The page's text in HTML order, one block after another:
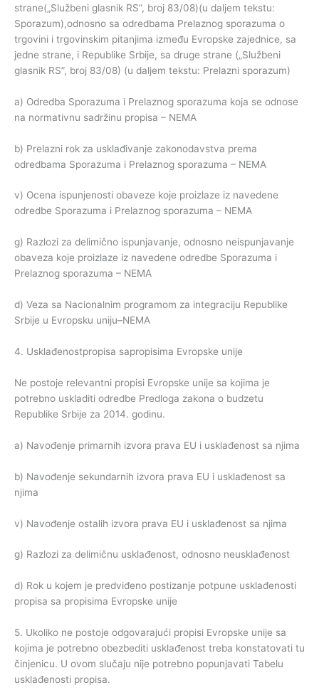
strane(„Službeni glasnik RS”, broj 83/08)(u daljem tekstu:
Sporazum),odnosno sa odredbama Prelaznog sporazuma o
trgovini i trgovinskim pitanjima između Evropske zajednice, sa
jedne strane, i Republike Srbije, sa druge strane („Službeni
glasnik RS”, broj 83/08) (u daljem tekstu: Prelazni sporazum)
a) Odredba Sporazuma i Prelaznog sporazuma koja se odnose
na normativnu sadržinu propisa – NEMA
b) Prelazni rok za usklađivanje zakonodavstva prema
odredbama Sporazuma i Prelaznog sporazuma – NEMA
v) Ocena ispunjenosti obaveze koje proizlaze iz navedene
odredbe Sporazuma i Prelaznog sporazuma – NEMA
g) Razlozi za delimično ispunjavanje, odnosno neispunjavanje
obaveza koje proizlaze iz navedene odredbe Sporazuma i
Prelaznog sporazuma – NEMA
d) Veza sa Nacionalnim programom za integraciju Republike
Srbije u Evropsku uniju–NEMA
4. Usklađenostpropisa sapropisima Evropske unije
Ne postoje relevantni propisi Evropske unije sa kojima je
potrebno uskladiti odredbe Predloga zakona o budzetu
Republike Srbije za 2014. godinu.
a) Navođenje primarnih izvora prava EU i usklađenost sa njima
b) Navođenje sekundarnih izvora prava EU i usklađenost sa
njima
v) Navođenje ostalih izvora prava EU i usklađenost sa njima
g) Razlozi za delimičnu usklađenost, odnosno neusklađenost
d) Rok u kojem je predviđeno postizanje potpune usklađenosti
propisa sa propisima Evropske unije
5. Ukoliko ne postoje odgovarajući propisi Evropske unije sa
kojima je potrebno obezbediti usklađenost treba konstatovati tu
činjenicu. U ovom slučaju nije potrebno popunjavati Tabelu
usklađenosti propisa.